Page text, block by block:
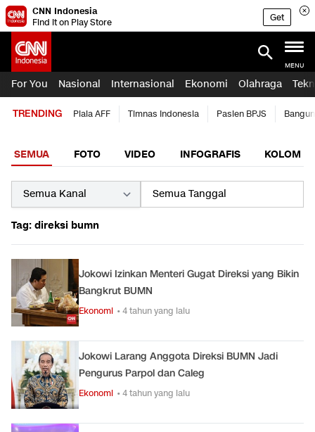
CNN Indonesia
Find it on Play Store
Get
MENU
For You Nasional Internasional Ekonomi Olahraga
TRENDING Piala AFF Timnas Indonesia Pasien BPJS
SEMUA FOTO VIDEO INFOGRAFIS KOLOM
Tag: direksi bumn
Jokowi Izinkan Menteri Gugat Direksi yang Bikin
Bangkrut BUMN
Ekonomi • 4 tahun yang lalu
Jokowi Larang Anggota Direksi BUMN Jadi
Pengurus Parpol dan Caleg
Ekonomi • 4 tahun yang lalu